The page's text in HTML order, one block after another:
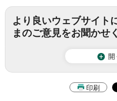
より良いウェブサイト
まのご意見をお聞かせ
開
印刷